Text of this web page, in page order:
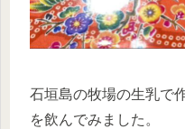
石垣島の牧場の生乳で
を飲んでみました。